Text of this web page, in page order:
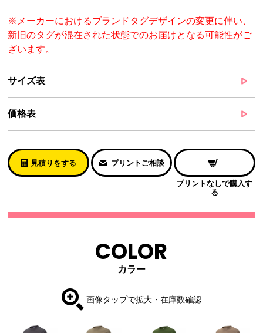
※メーカーにおけるブランドタグデザインの変更に伴い、
新旧のタグが混在された状態でのお届けとなる可能性がご
ざいます。
サイズ表
価格表
見積りをする プリントご相談
プリントなしで購入す
る
COLOR
カラー
画像タップで拡大・在庫数確認